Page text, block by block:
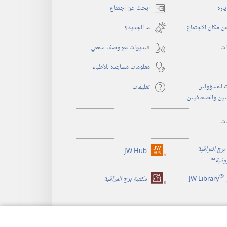
ابحث عن اجتماع (يفتح
نافذة
جديدة)
مكان الاجتماع
ما الجديد؟‏
فيديوات مع وصف سمعي
معلومات مساعِدة للأطباء
للمسؤولين
والصحافيين
تعليمات
المراقبة
™
JW Hub (يفتح
جديدة)
®
JW Library مكتبة برج المراقبة